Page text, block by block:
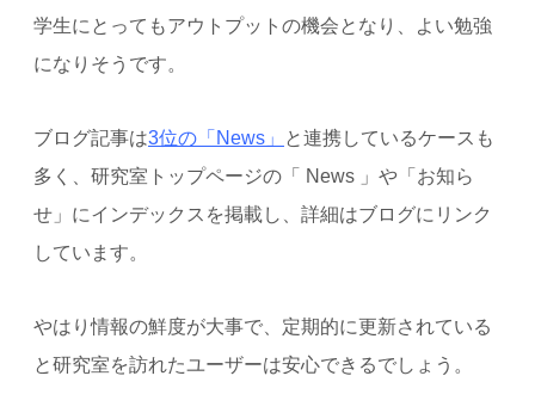
学生にとってもアウトプットの機会となり、よい勉強
になりそうです。
ブログ記事は3位の「News」
と連携しているケースも
多く、研究室トップページの「 News 」や「お知ら
せ」にインデックスを掲載し、詳細はブログにリンク
しています。
やはり情報の鮮度が大事で、定期的に更新されている
と研究室を訪れたユーザーは安心できるでしょう。